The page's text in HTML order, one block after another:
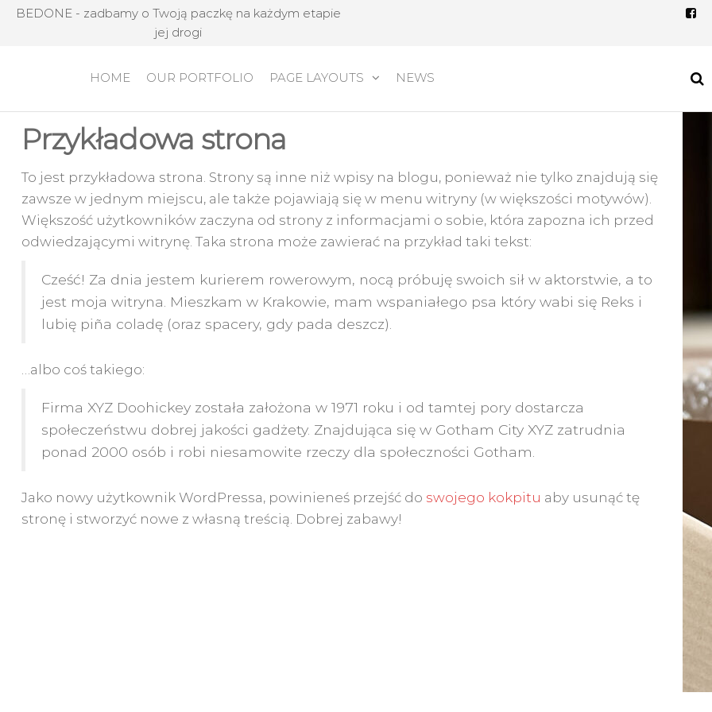
BEDONE - zadbamy o Twoją paczkę na każdym etapie
jej drogi
HOME OUR PORTFOLIO PAGE LAYOUTS NEWS
Przykładowa strona
To jest przykładowa strona. Strony są inne niż wpisy na blogu, ponieważ nie tylko znajdują się
zawsze w jednym miejscu, ale także pojawiają się w menu witryny (w większości motywów).
Większość użytkowników zaczyna od strony z informacjami o sobie, która zapozna ich przed
odwiedzającymi witrynę. Taka strona może zawierać na przykład taki tekst:
Cześć! Za dnia jestem kurierem rowerowym, nocą próbuję swoich sił w aktorstwie, a to
jest moja witryna. Mieszkam w Krakowie, mam wspaniałego psa który wabi się Reks i
lubię piña coladę (oraz spacery, gdy pada deszcz).
…albo coś takiego:
Firma XYZ Doohickey została założona w 1971 roku i od tamtej pory dostarcza
społeczeństwu dobrej jakości gadżety. Znajdująca się w Gotham City XYZ zatrudnia
ponad 2000 osób i robi niesamowite rzeczy dla społeczności Gotham.
Jako nowy użytkownik WordPressa, powinieneś przejść do swojego kokpitu aby usunąć tę
stronę i stworzyć nowe z własną treścią. Dobrej zabawy!